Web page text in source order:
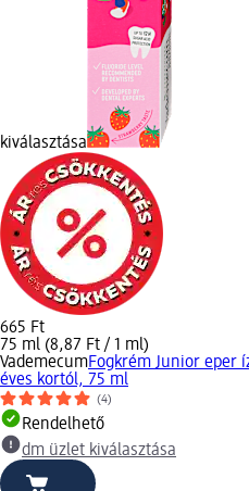
kiválasztása
665 Ft
75 ml (8,87 Ft / 1 ml)
VademecumFogkrém Junior eper
éves kortól, 75 ml
(4)
Rendelhető
dm üzlet kiválasztása